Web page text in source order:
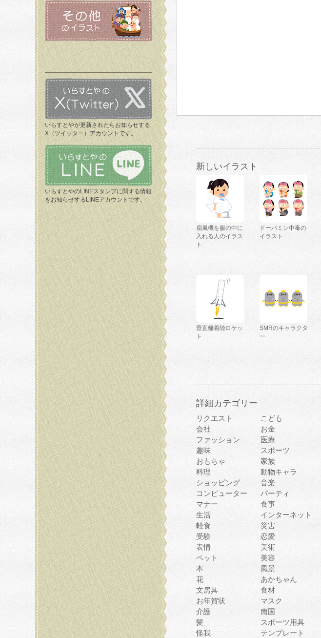
いらすとやが更新されたらお知らせする
X（ツイッター）アカウントです。
いらすとやのLINEスタンプに関する情報
をお知らせするLINEアカウントです。
新しいイラスト
扇風機を服の中に
入れる人のイラス
ト
ドーパミン中毒の
イラスト
垂直離着陸ロケッ
ト
SMRのキャラクタ
ー
詳細カテゴリー
リクエスト こども
会社
お金
ファッション
医療
趣味
スポーツ
おもちゃ
家族
料理
動物キャラ
ショッピング
音楽
コンピューター
パーティ
マナー
食事
生活
インターネット
軽食
災害
受験
恋愛
表情
美術
ペット
美容
本
風景
花
あかちゃん
文房具
食材
お年賀状
マスク
介護
南国
髪
スポーツ用具
怪我
テンプレート